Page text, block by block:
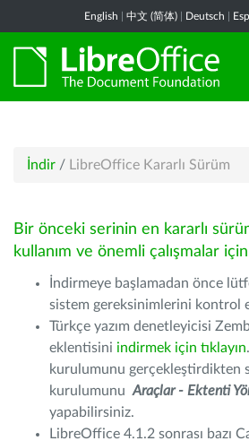
English 中文 (简体) Deutsch
İndir / LibreOffice Kararlı Sürüm
Bir önceki serinin en kararlı
kullanım ve önemli çalışmalar
İndirmeye başlamadan önce
sistem gereksinimlerini kontrol
Türkçe yazım denetleyicisi
eklentisini indirmek için tıklayın
kurulumunu gerçekleştirdikten
kurulumunu Araçlar - Ektenti
yapabilirsiniz.
LibreOffice 4.1.2 sonrası bazı